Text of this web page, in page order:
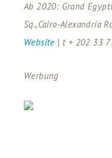
Ab 2020: Grand
Sq.,Cairo-Alexandria
Website | t + 202 33
Werbung